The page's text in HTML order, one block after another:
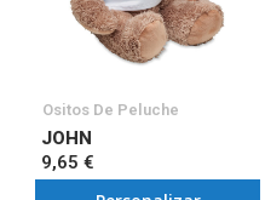
Ositos De Peluche
JOHN
9,65 €